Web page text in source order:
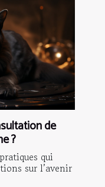
de
?
qui
sur l’avenir